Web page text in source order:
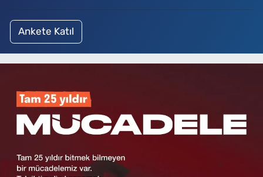
Ankete Katıl